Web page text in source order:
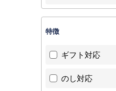
特徴
ギフト対応
のし対応